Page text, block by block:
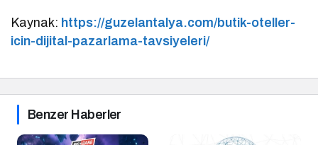
Kaynak: https://guzelantalya.com/butik-oteller-
icin-dijital-pazarlama-tavsiyeleri/
Benzer Haberler